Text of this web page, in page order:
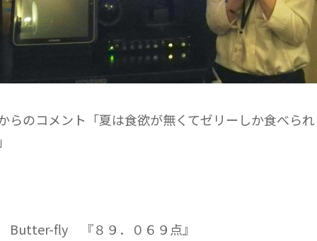
らのコメント「夏は食欲が無くてゼリーしか食べら
Butter-fly 『８９．０６９点』